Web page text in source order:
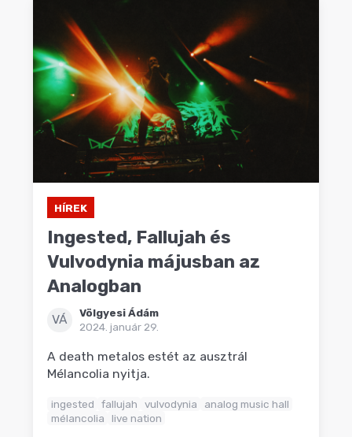
HÍREK
Ingested, Fallujah és
Vulvodynia májusban az
Analogban
VÁ
Völgyesi Ádám
2024. január 29.
A death metalos estét az ausztrál
Mélancolia nyitja.
ingested fallujah vulvodynia
analog music hall
mélancolia
live nation